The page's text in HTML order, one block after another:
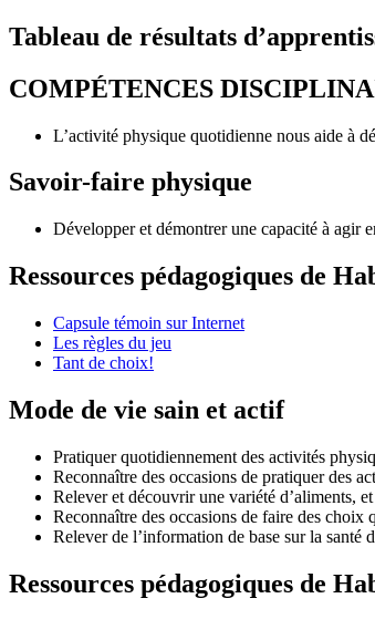
Tableau de résultats
COMPÉTENCES
L’activité physique quotidienne nous aide à
Savoir-faire physique
Développer et démontrer une capacité à agir
Ressources pédagogiques de
Capsule témoin sur Internet
Les règles du jeu
Tant de choix!
Mode de vie sain et actif
Pratiquer quotidiennement des activités
Reconnaître des occasions de pratiquer des
Relever et découvrir une variété d’aliments,
Reconnaître des occasions de faire des choix
Relever de l’information de base sur la santé
Ressources pédagogiques de